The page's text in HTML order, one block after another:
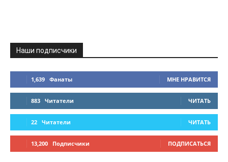
Наши подписчики
1,639 Фанаты МНЕ НРАВИТСЯ
883 Читатели ЧИТАТЬ
22 Читатели ЧИТАТЬ
13,200 Подписчики ПОДПИСАТЬСЯ